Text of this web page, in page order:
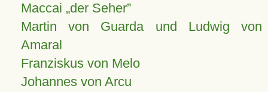
Maccai „der Seher”
Martin von Guarda und Ludwig von
Amaral
Franziskus von Melo
Johannes von Arcu